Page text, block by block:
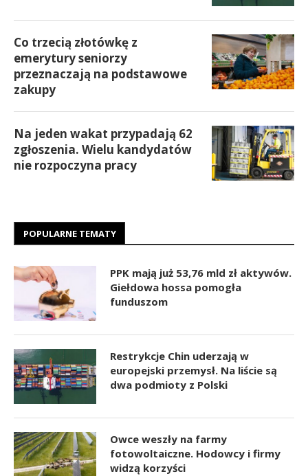
Co trzecią złotówkę z
emerytury seniorzy
przeznaczają na podstawowe
zakupy
Na jeden wakat przypadają 62
zgłoszenia. Wielu kandydatów
nie rozpoczyna pracy
POPULARNE TEMATY
PPK mają już 53,76 mld zł aktywów.
Giełdowa hossa pomogła
funduszom
Restrykcje Chin uderzają w
europejski przemysł. Na liście są
dwa podmioty z Polski
Owce weszły na farmy
fotowoltaiczne. Hodowcy i firmy
widzą korzyści